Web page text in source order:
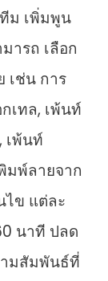
ม เพิ่มพูน
ารถ เลือก
เช่น การ
เทล, เพ้นท์
เพ้นท์
มพ์ลายจาก
ไข แต่ละ
นาที ปลด
มสัมพันธ์ที่